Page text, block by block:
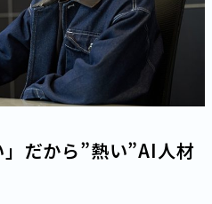
――だから”熱い”AI人材